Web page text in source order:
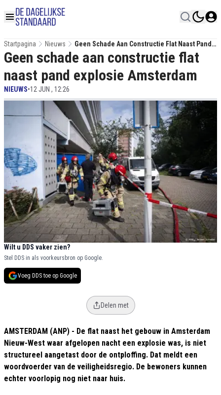
Startpagina Nieuws
Geen Schade Aan Constructie Flat Naast Pand
Explosie Amsterdam
Geen schade aan constructie flat
naast pand explosie Amsterdam
NIEUWS•12 JUN , 12:26
Wilt u DDS vaker zien?
Stel DDS in als voorkeursbron op Google.
Voeg DDS toe op Google
Delen met
AMSTERDAM (ANP) - De flat naast het gebouw in Amsterdam
Nieuw-West waar afgelopen nacht een explosie was, is niet
structureel aangetast door de ontploffing. Dat meldt een
woordvoerder van de veiligheidsregio. De bewoners kunnen
echter voorlopig nog niet naar huis.